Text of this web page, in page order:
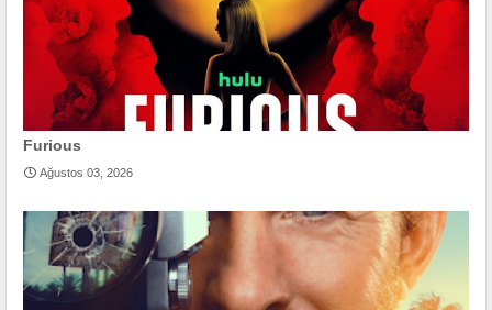
Furious
Ağustos 03, 2026